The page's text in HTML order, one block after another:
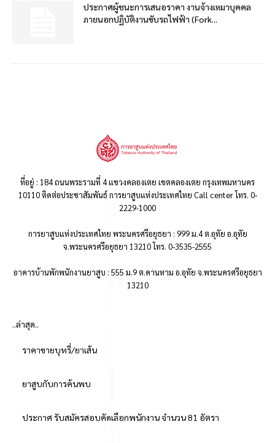
ประกาศผู้ชนะการเสนอราคา งานจ้างเหมาบุคคล
ภายนอกปฏิบัติงานขับรถไฟฟ้า (Fork...
ที่อยู่ : 184 ถนนพระรามที่ 4 แขวงคลองเตย เขตคลองเตย กรุงเทพมหานคร
10110 ติดต่อประชาสัมพันธ์ การยาสูบแห่งประเทศไทย Call center โทร. 0-
2229-1000
การยาสูบแห่งประเทศไทย พระนครศรีอยุธยา : 999 ม.4 ต.อุทัย อ.อุทัย
จ.พระนครศรีอยุธยา 13210 โทร. 0-3535-2555
อาคารบ้านพักพนักงานยาสูบ : 555 ม.9 ต.คานหาม อ.อุทัย จ.พระนครศรีอยุธยา
13210
..ล่าสุด..
ราคาขายบุหรี่/ยาเส้น
ยาสูบกับการค้นพบ
ประกาศ รับสมัครสอบคัดเลือกพนักงาน จำนวน 81 อัตรา